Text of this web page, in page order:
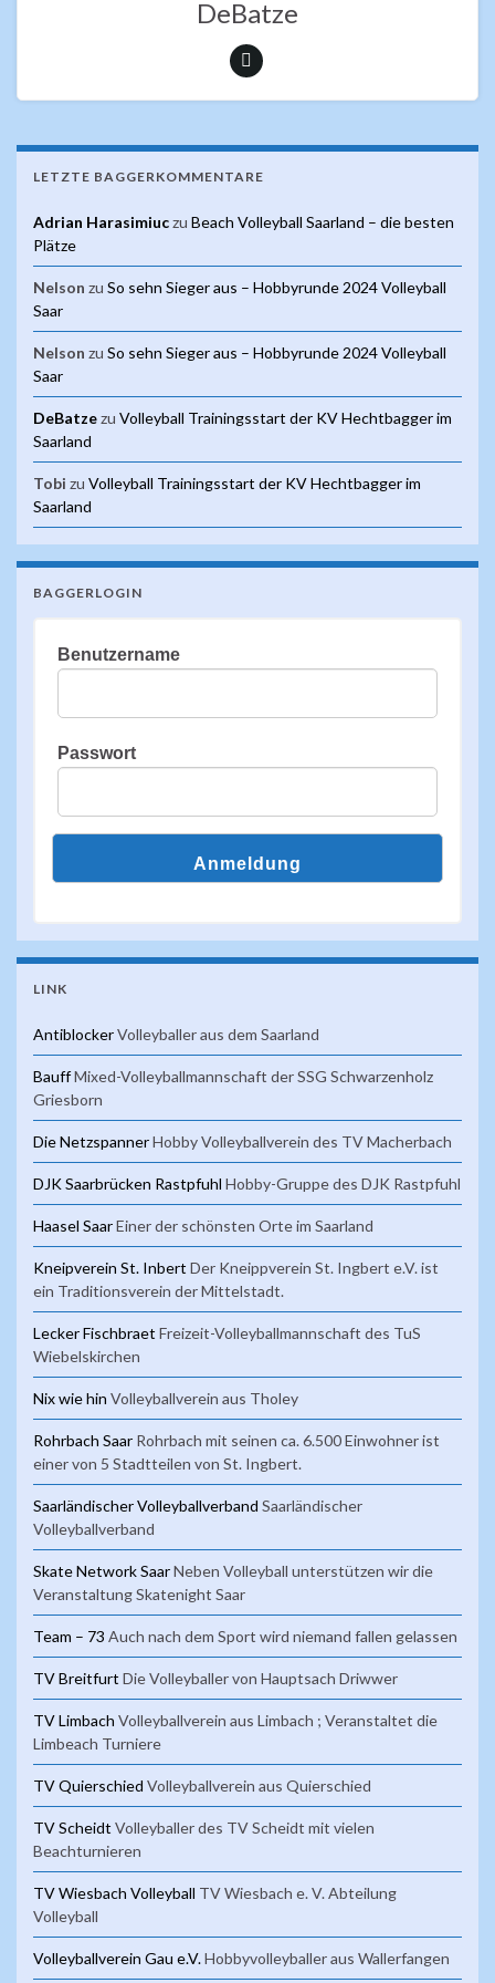
DeBatze
LETZTE BAGGERKOMMENTARE
Adrian Harasimiuczu Beach Volleyball Saarland – die besten
Plätze
Nelson zu So sehn Sieger aus – Hobbyrunde 2024 Volleyball
Saar
Nelson zu So sehn Sieger aus – Hobbyrunde 2024 Volleyball
Saar
DeBatzezu Volleyball Trainingsstart der KV Hechtbagger im
Saarland
Tobi zu Volleyball Trainingsstart der KV Hechtbagger im
Saarland
BAGGERLOGIN
Benutzername
Passwort
LINK
AntiblockerVolleyballer aus dem Saarland
BauffMixed-Volleyballmannschaft der SSG Schwarzenholz
Griesborn
Die NetzspannerHobby Volleyballverein des TV Macherbach
DJK Saarbrücken Rastpfuhl Hobby-Gruppe des DJK Rastpfuhl
Haasel SaarEiner der schönsten Orte im Saarland
Kneipverein St. Inbert Der Kneippverein St. Ingbert e.V. ist
ein Traditionsverein der Mittelstadt.
Lecker Fischbraet Freizeit-Volleyballmannschaft des TuS
Wiebelskirchen
Nix wie hin Volleyballverein aus Tholey
Rohrbach Saar Rohrbach mit seinen ca. 6.500 Einwohner ist
einer von 5 Stadtteilen von St. Ingbert.
Saarländischer Volleyballverband Saarländischer
Volleyballverband
Skate Network SaarNeben Volleyball unterstützen wir die
Veranstaltung Skatenight Saar
Team – 73 Auch nach dem Sport wird niemand fallen gelassen
TV Breitfurt Die Volleyballer von Hauptsach Driwwer
TV Limbach Volleyballverein aus Limbach ; Veranstaltet die
Limbeach Turniere
TV Quierschied Volleyballverein aus Quierschied
TV Scheidt Volleyballer des TV Scheidt mit vielen
Beachturnieren
TV Wiesbach Volleyball TV Wiesbach e. V. Abteilung
Volleyball
Volleyballverein Gau e.V.Hobbyvolleyballer aus Wallerfangen